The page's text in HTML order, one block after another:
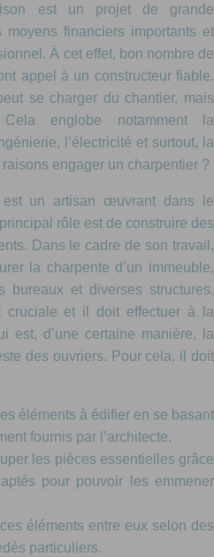
est un projet de grande
financiers importants et
À cet effet, bon nombre de
appel à un constructeur fiable.
se charger du chantier, mais
englobe notamment la
l’électricité et surtout, la
engager un charpentier ?
est un artisan œuvrant dans le
rôle est de construire des
Dans le cadre de son travail,
la charpente d’un immeuble,
bureaux et diverses structures.
cruciale et il doit effectuer à la
est, d’une certaine manière, la
des ouvriers. Pour cela, il doit
éléments à édifier en se basant
fournis par l’architecte.
les pièces essentielles grâce
pour pouvoir les emmener
éléments entre eux selon des
particuliers.